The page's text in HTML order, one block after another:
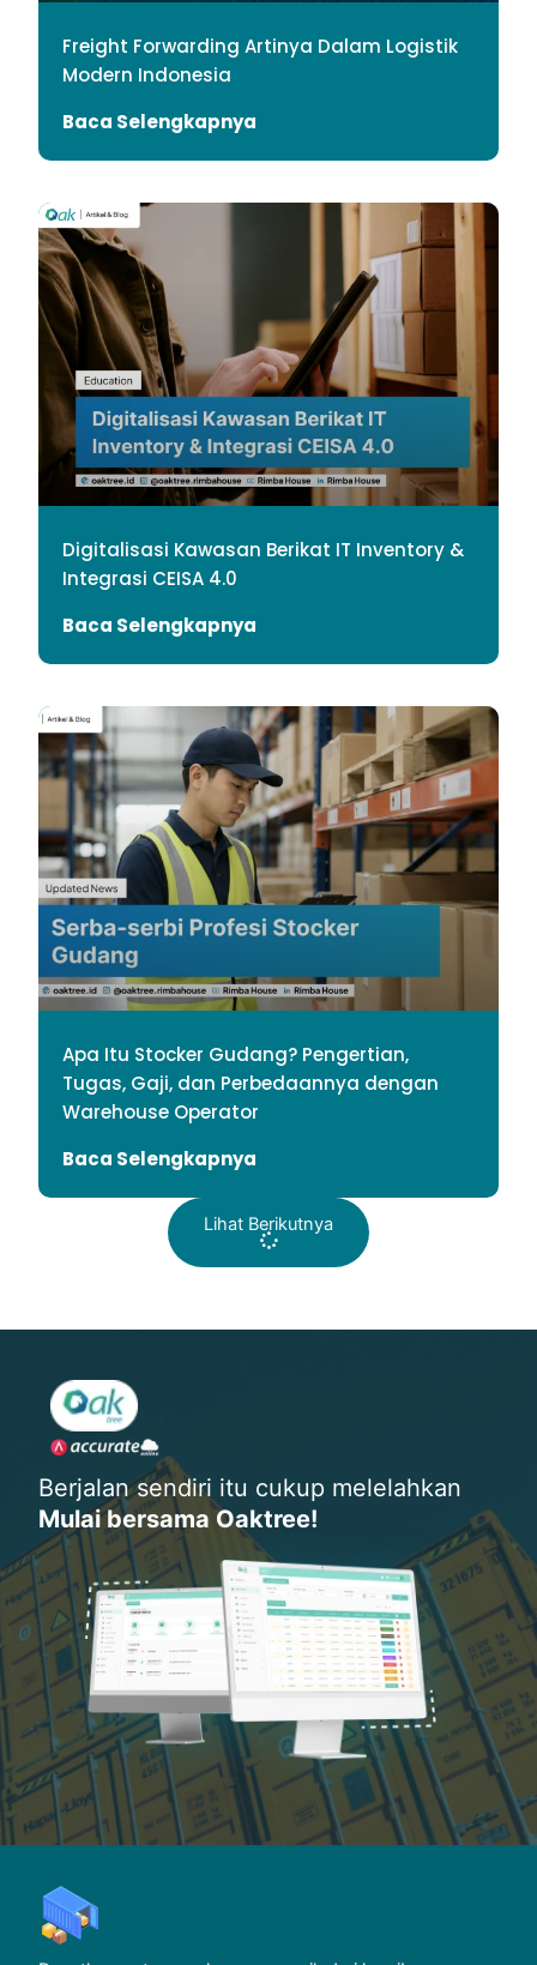
Freight Forwarding Artinya Dalam Logistik
Modern Indonesia
Baca Selengkapnya
Digitalisasi Kawasan Berikat IT Inventory &
Integrasi CEISA 4.0
Baca Selengkapnya
Apa Itu Stocker Gudang? Pengertian,
Tugas, Gaji, dan Perbedaannya dengan
Warehouse Operator
Baca Selengkapnya
Lihat Berikutnya
Berjalan sendiri itu cukup melelahkan
Mulai bersama Oaktree!